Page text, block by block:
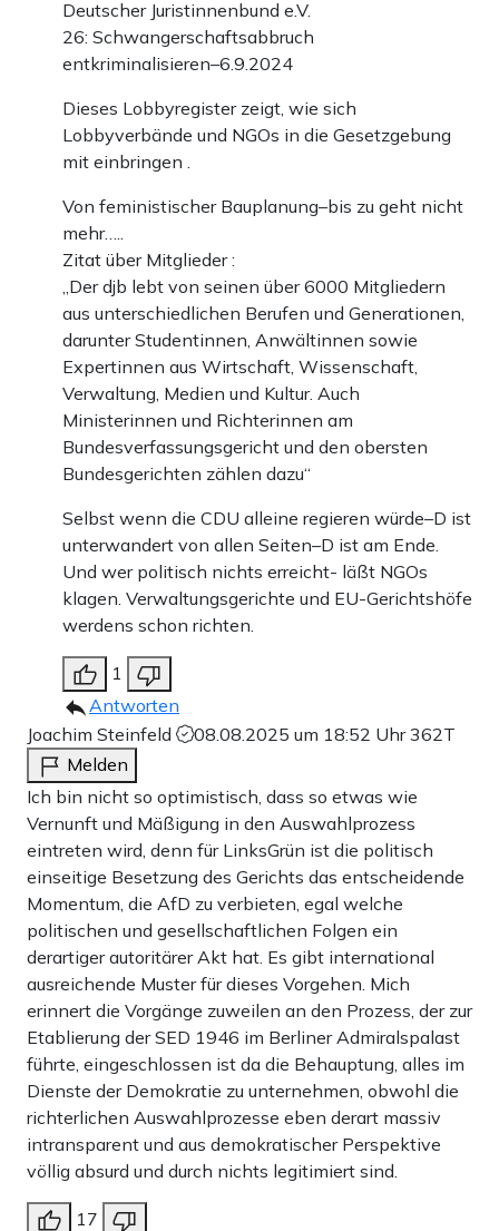
Deutscher Juristinnenbund e.V.
26: Schwangerschaftsabbruch
entkriminalisieren–6.9.2024
Dieses Lobbyregister zeigt, wie sich
Lobbyverbände und NGOs in die Gesetzgebung
mit einbringen .
Von feministischer Bauplanung–bis zu geht nicht
mehr…..
Zitat über Mitglieder :
„Der djb lebt von seinen über 6000 Mitgliedern
aus unterschiedlichen Berufen und Generationen,
darunter Studentinnen, Anwältinnen sowie
Expertinnen aus Wirtschaft, Wissenschaft,
Verwaltung, Medien und Kultur. Auch
Ministerinnen und Richterinnen am
Bundesverfassungsgericht und den obersten
Bundesgerichten zählen dazu“
Selbst wenn die CDU alleine regieren würde–D ist
unterwandert von allen Seiten–D ist am Ende.
Und wer politisch nichts erreicht- läßt NGOs
klagen. Verwaltungsgerichte und EU-Gerichtshöfe
werdens schon richten.
1
Antworten
Joachim Steinfeld
08.08.2025 um 18:52 Uhr362T
Melden
Ich bin nicht so optimistisch, dass so etwas wie
Vernunft und Mäßigung in den Auswahlprozess
eintreten wird, denn für LinksGrün ist die politisch
einseitige Besetzung des Gerichts das entscheidende
Momentum, die AfD zu verbieten, egal welche
politischen und gesellschaftlichen Folgen ein
derartiger autoritärer Akt hat. Es gibt international
ausreichende Muster für dieses Vorgehen. Mich
erinnert die Vorgänge zuweilen an den Prozess, der zur
Etablierung der SED 1946 im Berliner Admiralspalast
führte, eingeschlossen ist da die Behauptung, alles im
Dienste der Demokratie zu unternehmen, obwohl die
richterlichen Auswahlprozesse eben derart massiv
intransparent und aus demokratischer Perspektive
völlig absurd und durch nichts legitimiert sind.
17